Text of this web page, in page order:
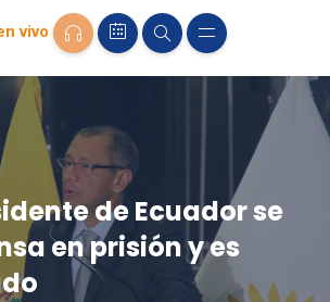
vivo
de Ecuador se
en prisión y es